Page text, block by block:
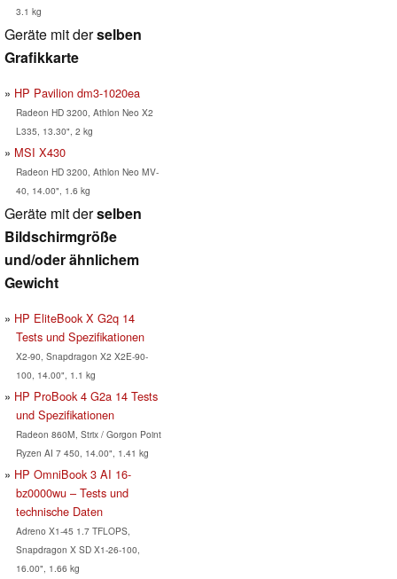
3.1 kg
Geräte mit derselben
Grafikkarte
HP Pavilion dm3-1020ea
Radeon HD 3200, Athlon Neo X2
L335, 13.30", 2 kg
MSI X430
Radeon HD 3200, Athlon Neo MV-
40, 14.00", 1.6 kg
Geräte mit derselben
Bildschirmgröße
und/oder ähnlichem
Gewicht
HP EliteBook X G2q 14
Tests und Spezifikationen
X2-90, Snapdragon X2 X2E-90-
100, 14.00", 1.1 kg
HP ProBook 4 G2a 14 Tests
und Spezifikationen
Radeon 860M, Strix / Gorgon Point
Ryzen AI 7 450, 14.00", 1.41 kg
HP OmniBook 3 AI 16-
bz0000wu – Tests und
technische Daten
Adreno X1-45 1.7 TFLOPS,
Snapdragon X SD X1-26-100,
16.00", 1.66 kg